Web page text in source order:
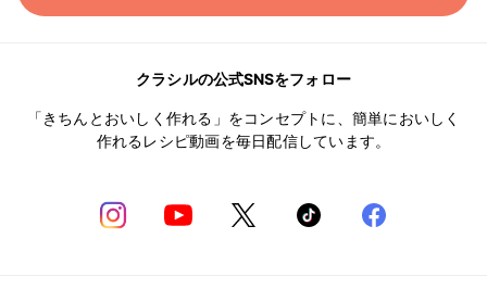
クラシルの公式SNSをフォロー
「きちんとおいしく作れる」をコンセプトに、簡単においしく
作れるレシピ動画を毎日配信しています。